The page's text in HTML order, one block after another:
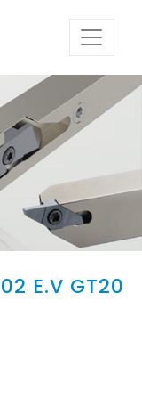
E.V GT20